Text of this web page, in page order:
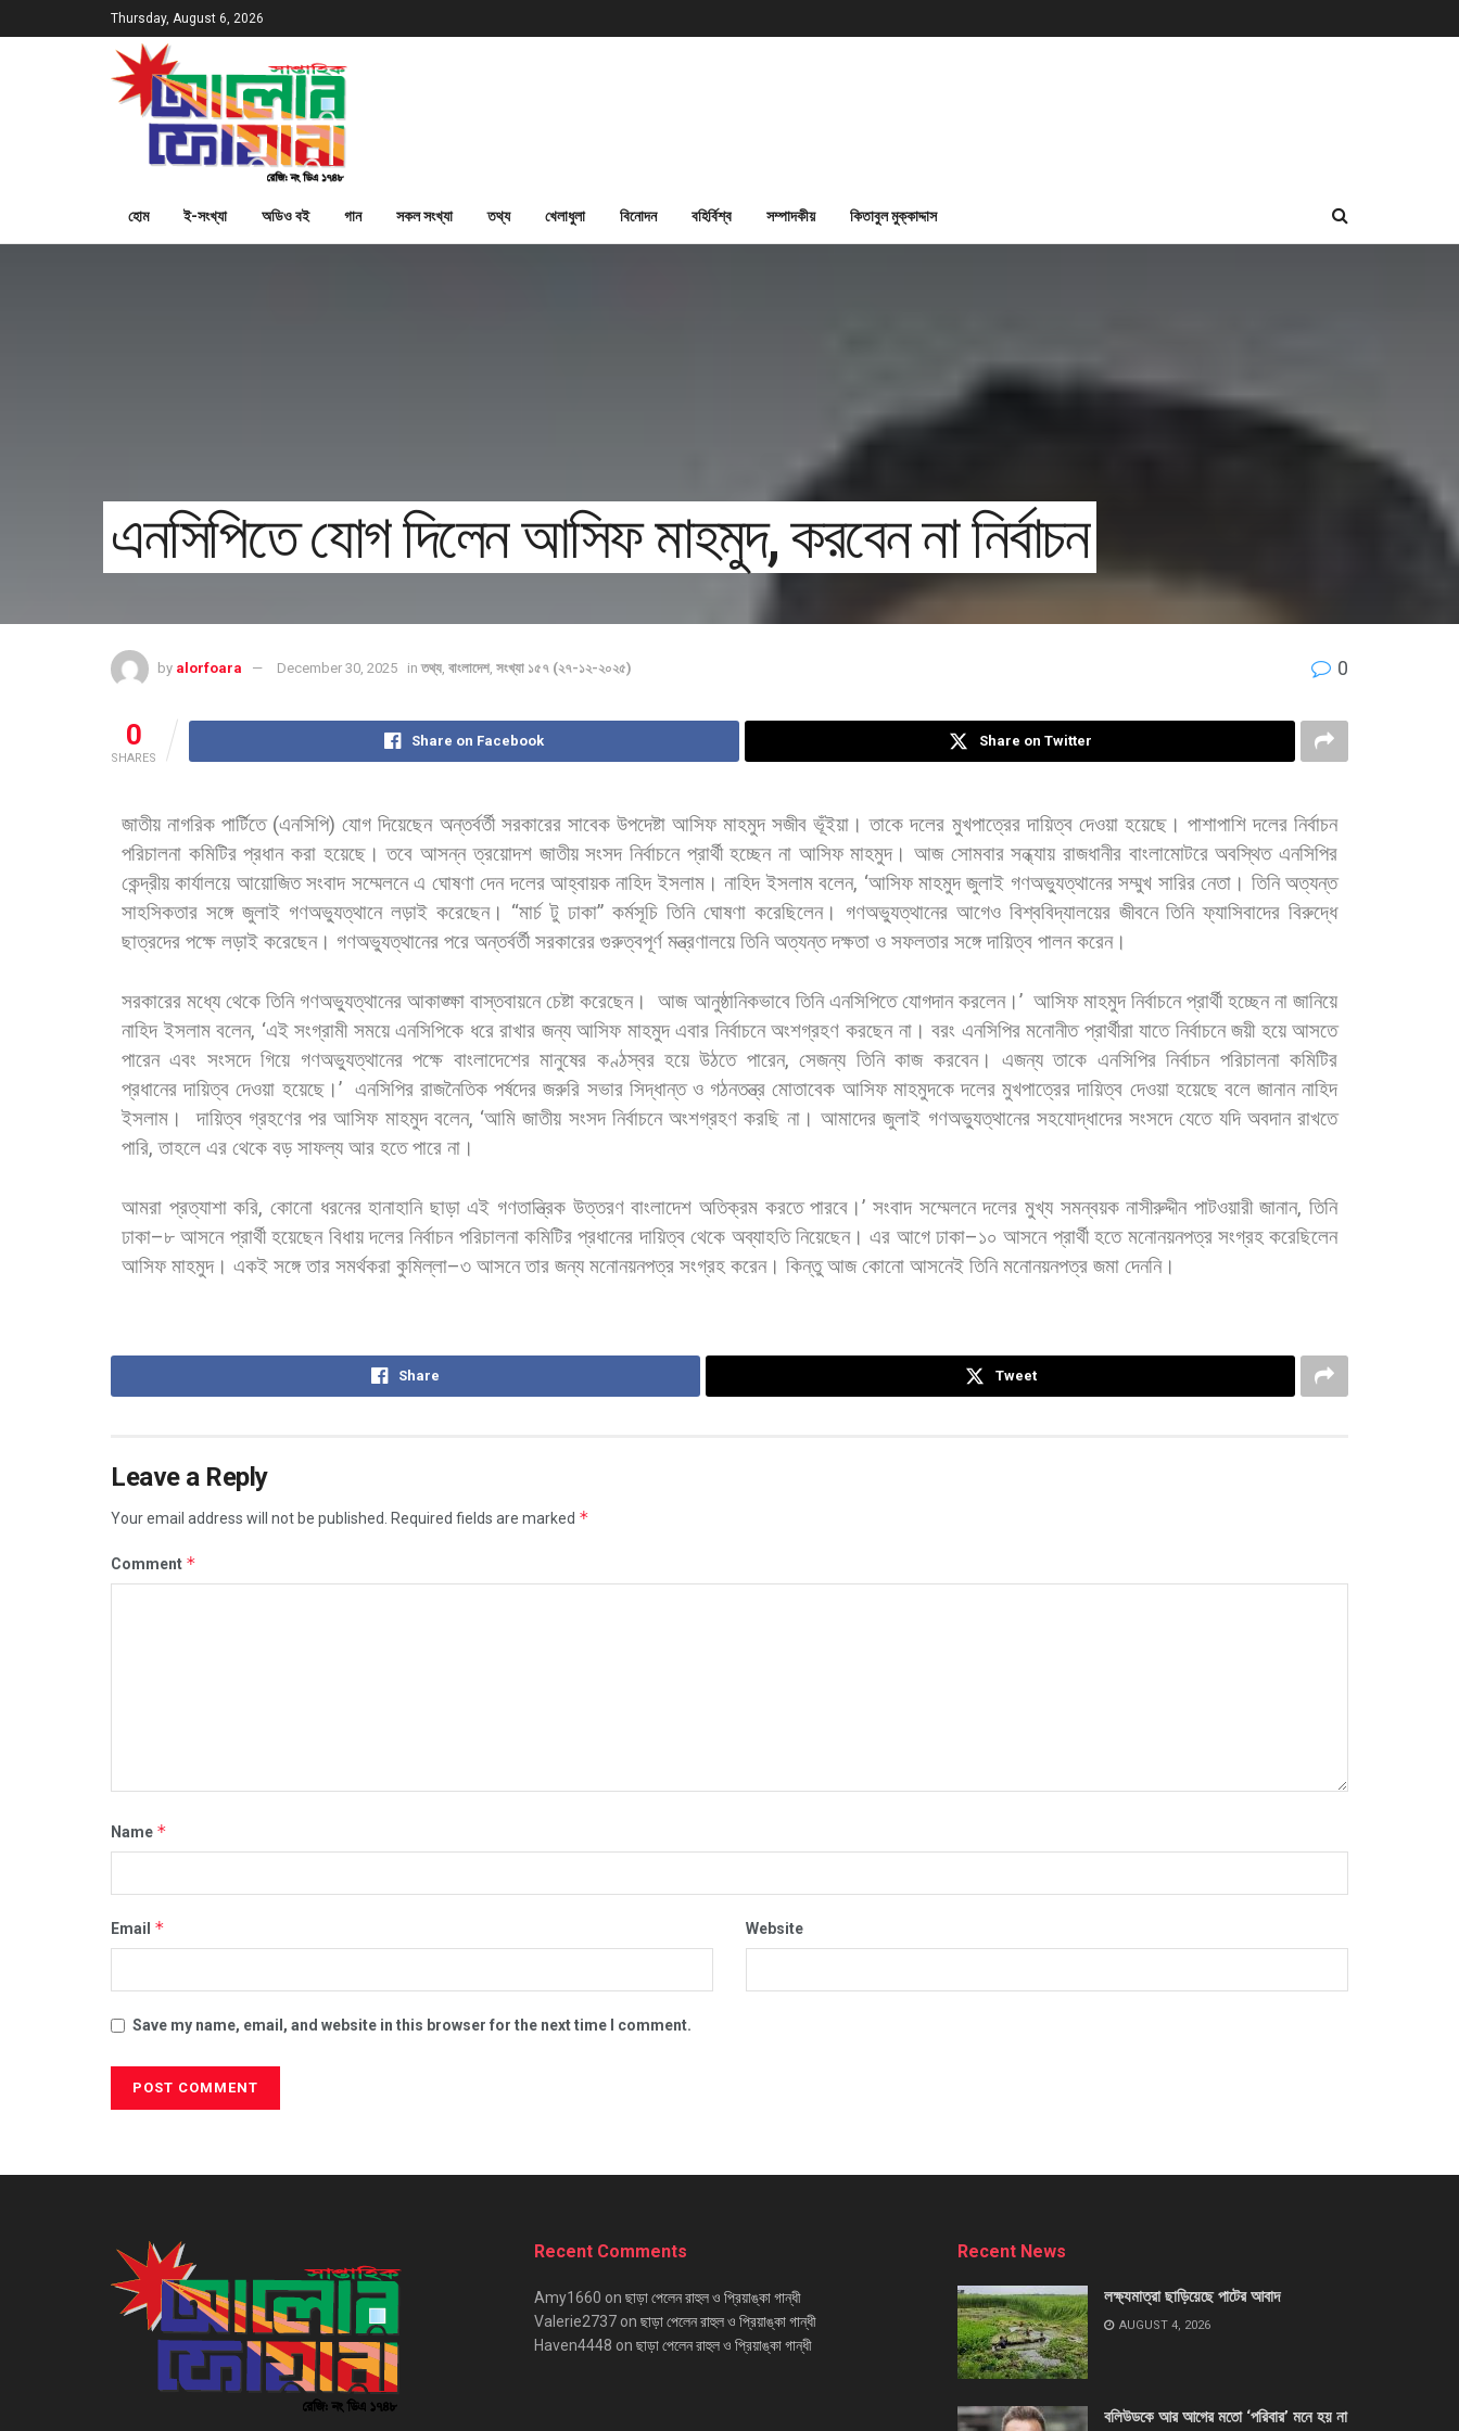
Thursday, August 6, 2026
হোম ই-সংখ্যা অডিও বই গান সকল সংখ্যা তথ্য খেলাধুলা বিনোদন বহির্বিশ্ব সম্পাদকীয় কিতাবুল মুক্কাদ্দাস
এনসিপিতে যোগ দিলেন আসিফ মাহমুদ, করবেন না নির্বাচন
by alorfoara December 30, 2025 in তথ্য, বাংলাদেশ, সংখ্যা ১৫৭ (২৭-১২-২০২৫) 0
0
SHARES
Share on Facebook Share on Twitter
জাতীয় নাগরিক পার্টিতে(এনসিপি)যোগ দিয়েছেন অন্তর্বর্তী সরকারের সাবেক উপদেষ্টা আসিফ মাহমুদ সজীব ভূঁইয়া। তাকে দলের মুখপাত্রের দায়িত্ব দেওয়া হয়েছে। পাশাপাশি দলের নির্বাচন
পরিচালনা কমিটির প্রধান করা হয়েছে। তবে আসন্ন ত্রয়োদশ জাতীয় সংসদ নির্বাচনে প্রার্থী হচ্ছেন না আসিফ মাহমুদ। আজ সোমবার সন্ধ্যায় রাজধানীর বাংলামোটরে অবস্থিত এনসিপির
কেন্দ্রীয় কার্যালয়ে আয়োজিত সংবাদ সম্মেলনে এ ঘোষণা দেন দলের আহ্বায়ক নাহিদ ইসলাম। নাহিদ ইসলাম বলেন, ‘আসিফ মাহমুদ জুলাই গণঅভ্যুত্থানের সম্মুখ সারির নেতা। তিনি অত্যন্ত
সাহসিকতার সঙ্গে জুলাই গণঅভ্যুত্থানে লড়াই করেছেন। “মার্চ টু ঢাকা”কর্মসূচি তিনি ঘোষণা করেছিলেন। গণঅভ্যুত্থানের আগেও বিশ্ববিদ্যালয়ের জীবনে তিনি ফ্যাসিবাদের বিরুদ্ধে
ছাত্রদের পক্ষে লড়াই করেছেন। গণঅভ্যুত্থানের পরে অন্তর্বর্তী সরকারের গুরুত্বপূর্ণ মন্ত্রণালয়ে তিনি অত্যন্ত দক্ষতা ও সফলতার সঙ্গে দায়িত্ব পালন করেন।
সরকারের মধ্যে থেকে তিনি গণঅভ্যুত্থানের আকাঙ্ক্ষা বাস্তবায়নে চেষ্টা করেছেন। আজ আনুষ্ঠানিকভাবে তিনি এনসিপিতে যোগদান করলেন।’ আসিফ মাহমুদ নির্বাচনে প্রার্থী হচ্ছেন না জানিয়ে
নাহিদ ইসলাম বলেন, ‘এই সংগ্রামী সময়ে এনসিপিকে ধরে রাখার জন্য আসিফ মাহমুদ এবার নির্বাচনে অংশগ্রহণ করছেন না। বরং এনসিপির মনোনীত প্রার্থীরা যাতে নির্বাচনে জয়ী হয়ে আসতে
পারেন এবং সংসদে গিয়ে গণঅভ্যুত্থানের পক্ষে বাংলাদেশের মানুষের কণ্ঠস্বর হয়ে উঠতে পারেন,সেজন্য তিনি কাজ করবেন। এজন্য তাকে এনসিপির নির্বাচন পরিচালনা কমিটির
প্রধানের দায়িত্ব দেওয়া হয়েছে।’ এনসিপির রাজনৈতিক পর্ষদের জরুরি সভার সিদ্ধান্ত ও গঠনতন্ত্র মোতাবেক আসিফ মাহমুদকে দলের মুখপাত্রের দায়িত্ব দেওয়া হয়েছে বলে জানান নাহিদ
ইসলাম।
দায়িত্ব গ্রহণের পর আসিফ মাহমুদ বলেন, ‘আমি জাতীয় সংসদ নির্বাচনে অংশগ্রহণ করছি না। আমাদের জুলাই গণঅভ্যুত্থানের সহযোদ্ধাদের সংসদে যেতে যদি অবদান রাখতে
পারি,তাহলে এর থেকে বড় সাফল্য আর হতে পারে না।
আমরা প্রত্যাশা করি, কোনো ধরনের হানাহানি ছাড়া এই গণতান্ত্রিক উত্তরণ বাংলাদেশ অতিক্রম করতে পারবে।’ সংবাদ সম্মেলনে দলের মুখ্য সমন্বয়ক নাসীরুদ্দীন পাটওয়ারী জানান,তিনি
ঢাকা–৮ আসনে প্রার্থী হয়েছেন বিধায় দলের নির্বাচন পরিচালনা কমিটির প্রধানের দায়িত্ব থেকে অব্যাহতি নিয়েছেন। এর আগে ঢাকা–১০ আসনে প্রার্থী হতে মনোনয়নপত্র সংগ্রহ করেছিলেন
আসিফ মাহমুদ। একই সঙ্গে তার সমর্থকরা কুমিল্লা–৩ আসনে তার জন্য মনোনয়নপত্র সংগ্রহ করেন। কিন্তু আজ কোনো আসনেই তিনি মনোনয়নপত্র জমা দেননি।
Share Tweet
Leave a Reply
Your email address will not be published. Required fields are marked *
Comment *
Name *
Email * Website
Save my name, email, and website in this browser for the next time I comment.
Recent Comments
Amy1660 on ছাড়া পেলেন রাহুল ও প্রিয়াঙ্কা গান্ধী
Valerie2737 on ছাড়া পেলেন রাহুল ও প্রিয়াঙ্কা গান্ধী
Haven4448 on ছাড়া পেলেন রাহুল ও প্রিয়াঙ্কা গান্ধী
Recent News
লক্ষ্যমাত্রা ছাড়িয়েছে পাটের আবাদ
AUGUST 4, 2026
বলিউডকে আর আগের মতো ‘পরিবার’ মনে হয় না